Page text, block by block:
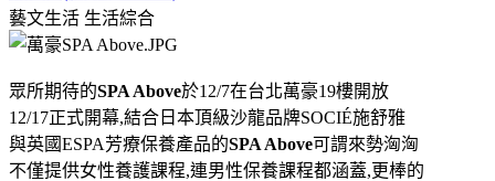
藝文生活 生活綜合
眾所期待的SPA Above於12/7在台北萬豪19樓開放
12/17正式開幕,結合日本頂級沙龍品牌SOCIÉ施舒雅
與英國ESPA芳療保養產品的SPA Above可謂來勢洶洶
不僅提供女性養護課程,連男性保養課程都涵蓋,更棒的